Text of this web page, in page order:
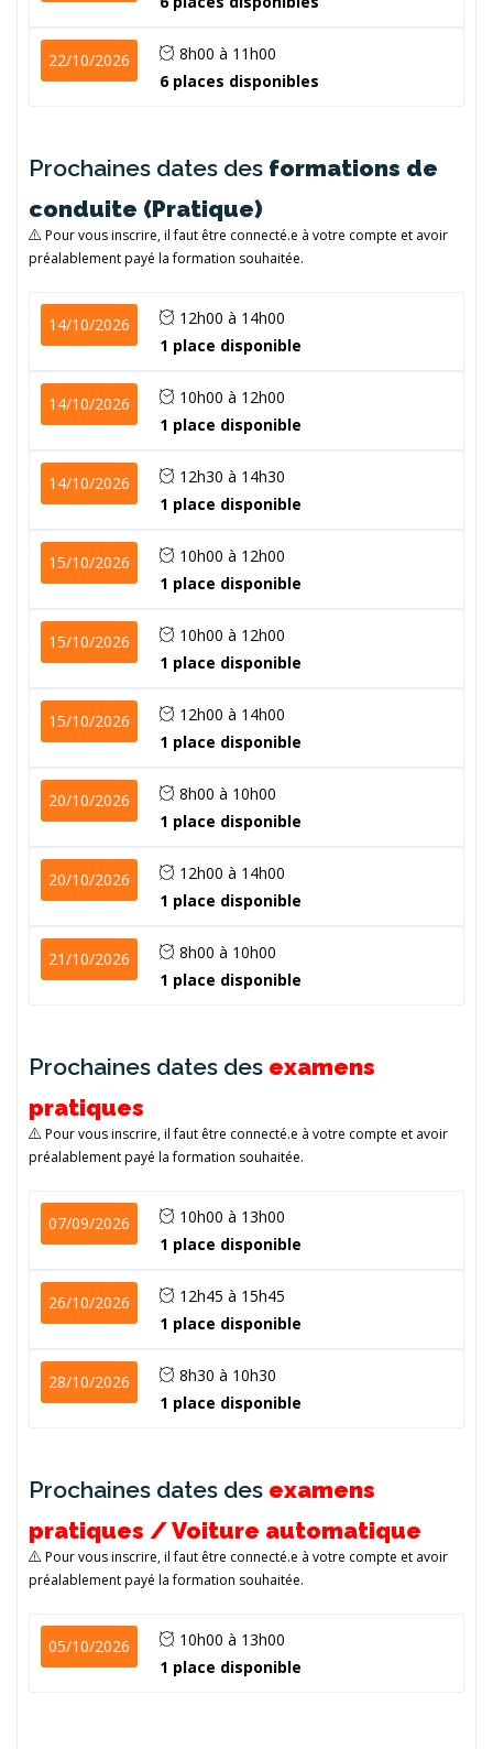
22/10/2026
8h00 à 11h00
6 places disponibles
Prochaines dates des formations de
conduite (Pratique)
Pour vous inscrire, il faut être connecté.e à votre compte et avoir
préalablement payé la formation souhaitée.
14/10/2026
12h00 à 14h00
1 place disponible
14/10/2026
10h00 à 12h00
1 place disponible
14/10/2026
12h30 à 14h30
1 place disponible
15/10/2026
10h00 à 12h00
1 place disponible
15/10/2026
10h00 à 12h00
1 place disponible
15/10/2026
12h00 à 14h00
1 place disponible
20/10/2026
8h00 à 10h00
1 place disponible
20/10/2026
12h00 à 14h00
1 place disponible
21/10/2026
8h00 à 10h00
1 place disponible
Prochaines dates des examens
pratiques
Pour vous inscrire, il faut être connecté.e à votre compte et avoir
préalablement payé la formation souhaitée.
07/09/2026
10h00 à 13h00
1 place disponible
26/10/2026
12h45 à 15h45
1 place disponible
28/10/2026
8h30 à 10h30
1 place disponible
Prochaines dates des examens
pratiques / Voiture automatique
Pour vous inscrire, il faut être connecté.e à votre compte et avoir
préalablement payé la formation souhaitée.
05/10/2026
10h00 à 13h00
1 place disponible